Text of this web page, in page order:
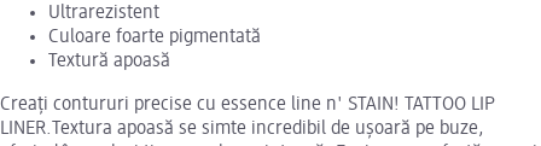
Ultrarezistent
Culoare foarte pigmentată
Textură apoasă
Creați contururi precise cu essence line n' STAIN! TATTOO LIP
LINER.Textura apoasă se simte incredibil de ușoară pe buze,